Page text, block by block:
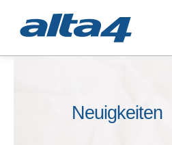
Neuigkeiten